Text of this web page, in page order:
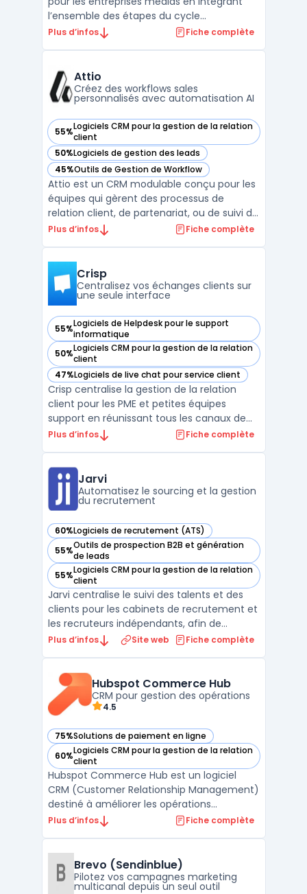
l’ensemble des étapes du cycle
commercial et opérationnel. Les équipes de
et modules de commission, augmentant
les points de saisi ...
Plus d’infos Fiche complète
Attio
Créez des workflows sales
personnalisés avec automatisation AI
55%Logiciels CRM pour la gestion de la relation
client
— voir Attio dans cette catégorie
50%Logiciels de gestion des leads
— voir Attio dans cette catégorie
45%Outils de Gestion de Workflow
— voir Attio dans cette catégorie
Attio est un CRM modulable conçu pour les
équipes qui gèrent des processus de
relation client, de partenariat, ou de suivi de
transactions. Sa structure s'appuie sur un
opportunités et entités spécifiques selon
les besoins i ...
Plus d’infos Fiche complète
Crisp
Centralisez vos échanges clients sur
une seule interface
55%Logiciels de Helpdesk pour le support
informatique
— voir Crisp dans cette catégorie
50%Logiciels CRM pour la gestion de la relation
client
— voir Crisp dans cette catégorie
47%Logiciels de live chat pour service client
— voir Crisp dans cette catégorie
Crisp centralise la gestion de la relation
client pour les PME et petites équipes
support en réunissant tous les canaux de
communication dans une interface unique.
engendre des suivis complexes pour les
conversations et mod ...
Plus d’infos Fiche complète
Jarvi
Automatisez le sourcing et la gestion
du recrutement
60%Logiciels de recrutement (ATS)
— voir Jarvi dans cette catégorie
55%Outils de prospection B2B et génération
de leads
— voir Jarvi dans cette catégorie
55%Logiciels CRM pour la gestion de la relation
client
— voir Jarvi dans cette catégorie
Jarvi centralise le suivi des talents et des
clients pour les cabinets de recrutement et
les recruteurs indépendants, afin de
répondre à la multiplication des outils. Le
opportunités, de la prospection et des
clients. Il ...
Plus d’infos Site web Fiche complète
Hubspot Commerce Hub
CRM pour gestion des opérations
4.5
75%Solutions de paiement en ligne
— voir Hubspot Commerce Hub dans cette catégorie
60%Logiciels CRM pour la gestion de la relation
client
— voir Hubspot Commerce Hub dans cette catégorie
Hubspot Commerce Hub est un logiciel
CRM (Customer Relationship Management)
destiné à améliorer les opérations
commerciales et de gestion des ventes.
DAF, DRH, DirMarket, DirCo, DirLogistique, DG,
PDG et indépendants. Hu ...
Plus d’infos Fiche complète
Brevo (Sendinblue)
Pilotez vos campagnes marketing
multicanal depuis un seul outil